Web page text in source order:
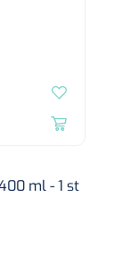
ml - 1 st